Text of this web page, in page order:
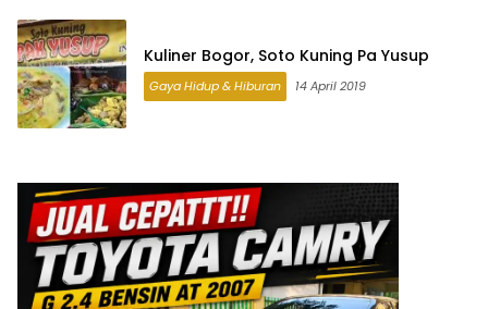
Kuliner Bogor, Soto Kuning Pa Yusup
Gaya Hidup & Hiburan 14 April 2019